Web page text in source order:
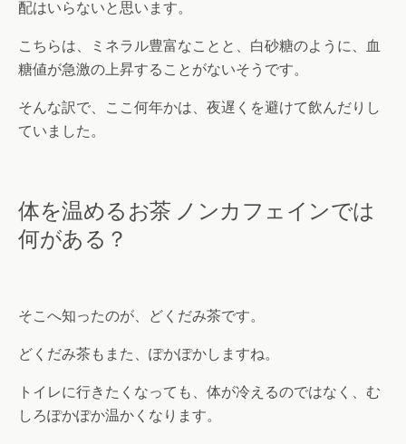
配はいらないと思います。
こちらは、ミネラル豊富なことと、白砂糖のように、血
糖値が急激の上昇することがないそうです。
そんな訳で、ここ何年かは、夜遅くを避けて飲んだりし
ていました。
体を温めるお茶 ノンカフェインでは
何がある？
そこへ知ったのが、どくだみ茶です。
どくだみ茶もまた、ぽかぽかしますね。
トイレに行きたくなっても、体が冷えるのではなく、む
しろぽかぽか温かくなります。